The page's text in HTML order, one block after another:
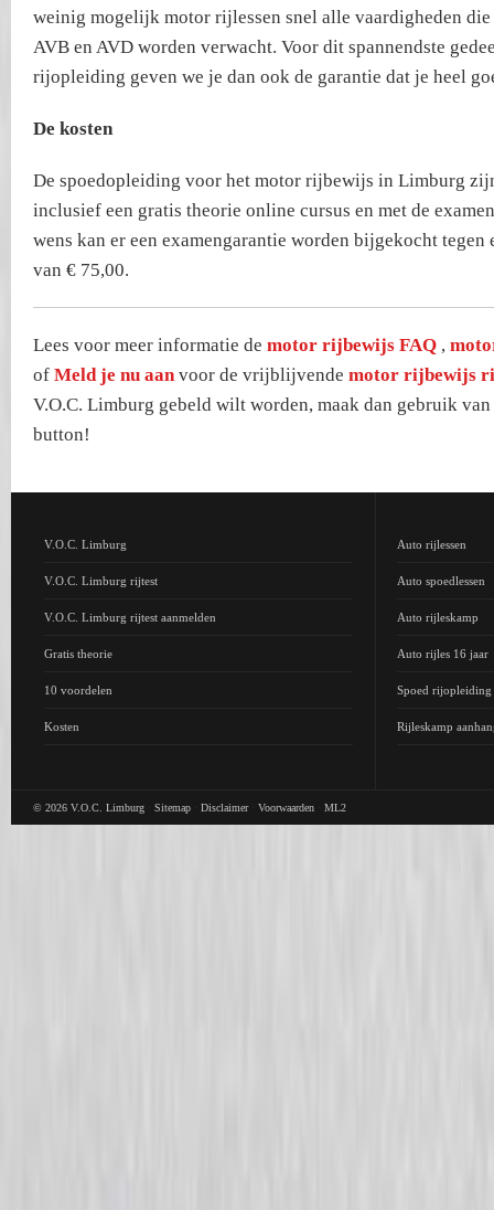
weinig mogelijk motor rijlessen snel alle vaardigheden die
AVB en AVD worden verwacht. Voor dit spannendste
rijopleiding geven we je dan ook de garantie dat je heel
De kosten
De spoedopleiding voor het motor rijbewijs in Limburg
inclusief een gratis theorie online cursus en met de
wens kan er een examengarantie worden bijgekocht tegen
van € 75,00.
Lees voor meer informatie de motor rijbewijs FAQ ,
of Meld je nu aanvoor de vrijblijvende motor rijbewijs
V.O.C. Limburg gebeld wilt worden, maak dan gebruik
button!
V.O.C. Limburg
V.O.C. Limburg rijtest
V.O.C. Limburg rijtest aanmelden
Gratis theorie
10 voordelen
Kosten
Auto rijlessen
Auto spoedlessen
Auto rijleskamp
Auto rijles 16 jaar
Spoed rijopleiding
Rijleskamp
© 2026 V.O.C. Limburg Sitemap Disclaimer· Voorwaarden ML2